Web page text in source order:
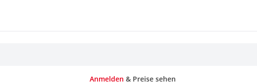
Anmelden & Preise sehen